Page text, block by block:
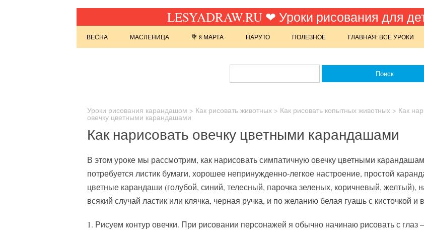
LESYADRAW.RU ❤ Уроки рисования для
ВЕСНА МАСЛЕНИЦА 💐 8 МАРТА НАРУТО ПОЛЕЗНОЕ ГЛАВНАЯ: ВСЕ УРОКИ
Уроки рисования карандашом > Как рисовать животных > Как рисовать копытных животных > Как
овечку цветными карандашами
Как нарисовать овечку цветными карандашами
В этом уроке мы рассмотрим, как нарисовать симпатичную овечку цветными
потребуется листик бумаги, хорошее непринужденно-легкое настроение, простой
цветные карандаши (голубой, синий, телесный, парочка зеленых, коричневый, желтый),
всякий случай ластик или клячка, черная ручка, и по желанию белая гуашь с кисточкой и
1. Рисуем контур овечки. При рисовании персонажей я обычно начинаю рисовать с глаз –